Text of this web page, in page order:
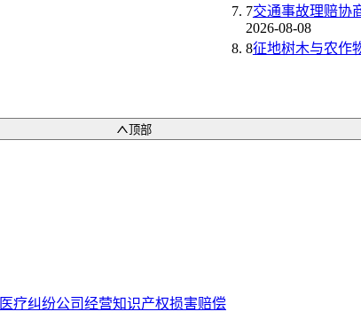
7交通事故理赔协
2026-08-08
8征地树木与农作
顶部
医疗纠纷公司经营知识产权损害赔偿